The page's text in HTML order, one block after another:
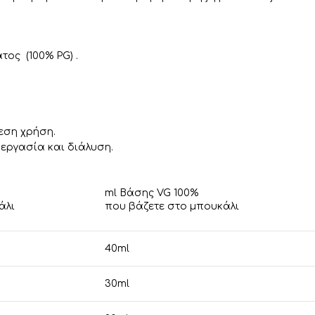
(100% PG) .
χρήση.
και διάλυση.
ml Βάσης VG 100%
που βάζετε στο μπουκάλι
40ml
30ml